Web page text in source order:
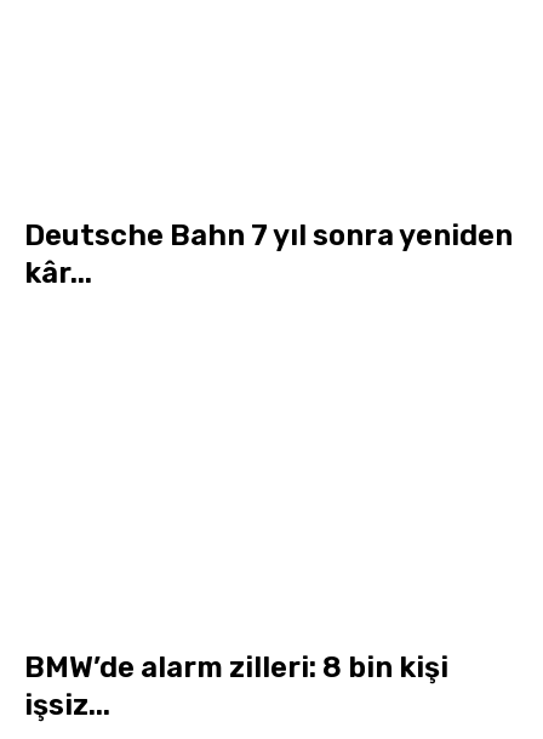
Deutsche Bahn 7 yıl sonra yeniden
kâr...
BMW’de alarm zilleri: 8 bin kişi
işsiz...